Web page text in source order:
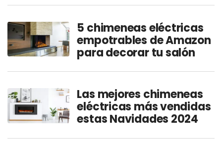
5 chimeneas eléctricas
empotrables de Amazon
para decorar tu salón
Las mejores chimeneas
eléctricas más vendidas
estas Navidades 2024